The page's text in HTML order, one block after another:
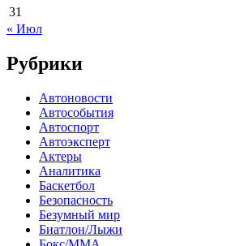
31
« Июл
Рубрики
Автоновости
Автособытия
Автоспорт
Автоэксперт
Актеры
Аналитика
Баскетбол
Безопасность
Безумный мир
Биатлон/Лыжи